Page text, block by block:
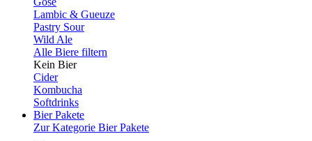
Lambic & Gueuze
Pastry Sour
Wild Ale
Alle Biere filtern
Kein Bier
Cider
Kombucha
Softdrinks
Bier Pakete
Zur Kategorie Bier Pakete